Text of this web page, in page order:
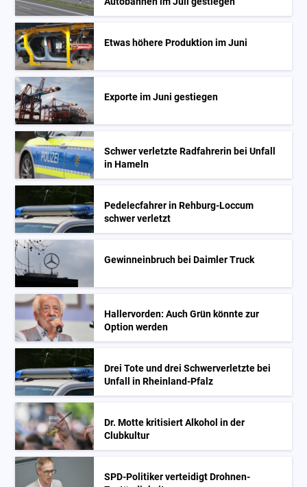
Etwas höhere Produktion im Juni
Exporte im Juni gestiegen
Schwer verletzte Radfahrerin bei Unfall
in Hameln
Pedelecfahrer in Rehburg-Loccum
schwer verletzt
Gewinneinbruch bei Daimler Truck
Hallervorden: Auch Grün könnte zur
Option werden
Drei Tote und drei Schwerverletzte bei
Unfall in Rheinland-Pfalz
Dr. Motte kritisiert Alkohol in der
Clubkultur
SPD-Politiker verteidigt Drohnen-